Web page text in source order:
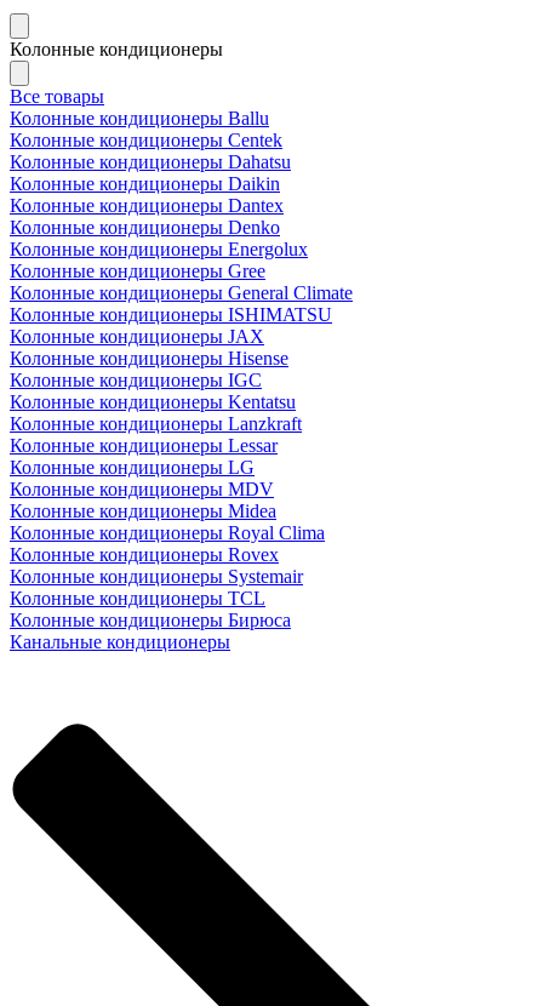
Колонные кондиционеры
Все товары
Колонные кондиционеры Ballu
Колонные кондиционеры Centek
Колонные кондиционеры Dahatsu
Колонные кондиционеры Daikin
Колонные кондиционеры Dantex
Колонные кондиционеры Denko
Колонные кондиционеры Energolux
Колонные кондиционеры Gree
Колонные кондиционеры General Climate
Колонные кондиционеры ISHIMATSU
Колонные кондиционеры JAX
Колонные кондиционеры Hisense
Колонные кондиционеры IGC
Колонные кондиционеры Kentatsu
Колонные кондиционеры Lanzkraft
Колонные кондиционеры Lessar
Колонные кондиционеры LG
Колонные кондиционеры MDV
Колонные кондиционеры Midea
Колонные кондиционеры Royal Clima
Колонные кондиционеры Rovex
Колонные кондиционеры Systemair
Колонные кондиционеры TCL
Колонные кондиционеры Бирюса
Канальные кондиционеры